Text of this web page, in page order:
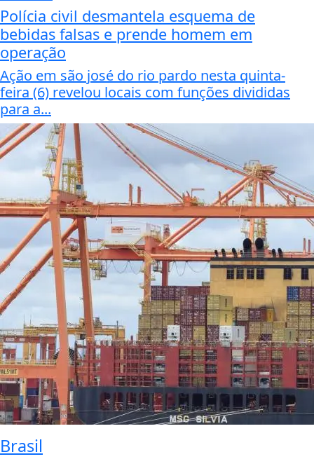
Polícia civil desmantela esquema de
bebidas falsas e prende homem em
operação
Ação em são josé do rio pardo nesta quinta-
feira (6) revelou locais com funções divididas
para a...
Brasil